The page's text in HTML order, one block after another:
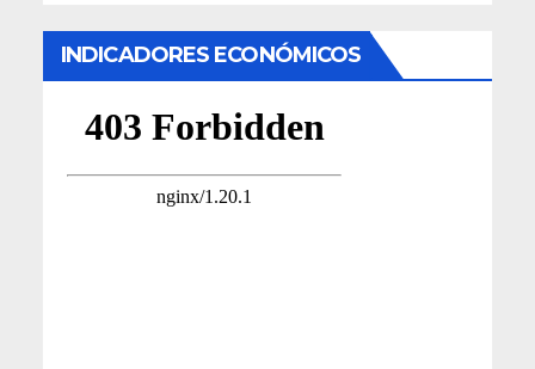
INDICADORES ECONÓMICOS